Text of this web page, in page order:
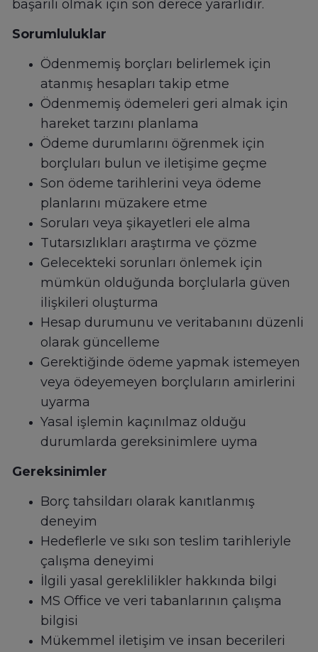
başarılı olmak için son derece yararlıdır.
Sorumluluklar
Ödenmemiş borçları belirlemek için
atanmış hesapları takip etme
Ödenmemiş ödemeleri geri almak için
hareket tarzını planlama
Ödeme durumlarını öğrenmek için
borçluları bulun ve iletişime geçme
Son ödeme tarihlerini veya ödeme
planlarını müzakere etme
Soruları veya şikayetleri ele alma
Tutarsızlıkları araştırma ve çözme
Gelecekteki sorunları önlemek için
mümkün olduğunda borçlularla güven
ilişkileri oluşturma
Hesap durumunu ve veritabanını düzenli
olarak güncelleme
Gerektiğinde ödeme yapmak istemeyen
veya ödeyemeyen borçluların amirlerini
uyarma
Yasal işlemin kaçınılmaz olduğu
durumlarda gereksinimlere uyma
Gereksinimler
Borç tahsildarı olarak kanıtlanmış
deneyim
Hedeflerle ve sıkı son teslim tarihleriyle
çalışma deneyimi
İlgili yasal gereklilikler hakkında bilgi
MS Office ve veri tabanlarının çalışma
bilgisi
Mükemmel iletişim ve insan becerileri